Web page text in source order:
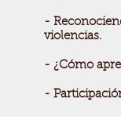
-
violencias.
- ¿Cómo
-